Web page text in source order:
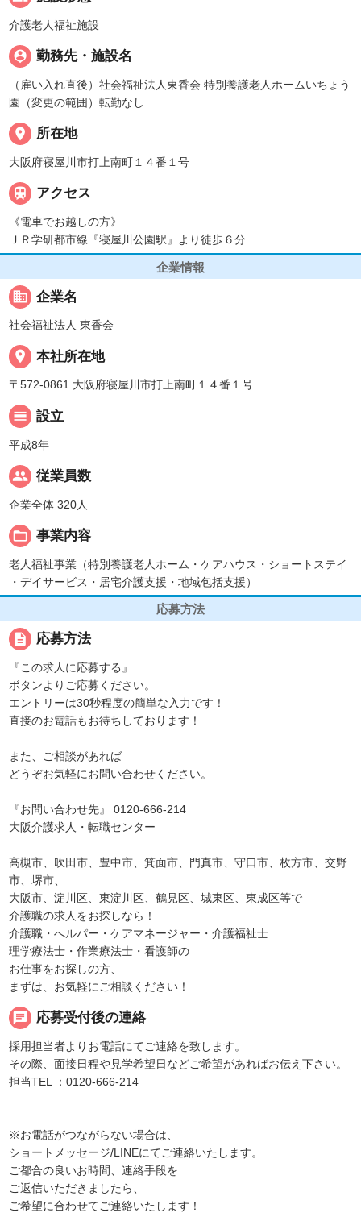
介護老人福祉施設
person_pin 勤務先・施設名
（雇い入れ直後）社会福祉法人東香会 特別養護老人ホームいちょう
園（変更の範囲）転勤なし
place 所在地
大阪府寝屋川市打上南町１４番１号
 アクセス
《電車でお越しの方》
ＪＲ学研都市線『寝屋川公園駅』より徒歩６分
企業情報
business 企業名
社会福祉法人 東香会
place 本社所在地
〒572-0861 大阪府寝屋川市打上南町１４番１号
calendar_view_day 設立
平成8年
people 従業員数
企業全体 320人
folder_open 事業内容
老人福祉事業（特別養護老人ホーム・ケアハウス・ショートステイ
・デイサービス・居宅介護支援・地域包括支援）
応募方法
description 応募方法
『この求人に応募する』
ボタンよりご応募ください。
エントリーは30秒程度の簡単な入力です！
直接のお電話もお待ちしております！
また、ご相談があれば
どうぞお気軽にお問い合わせください。
『お問い合わせ先』 0120-666-214
大阪介護求人・転職センター
高槻市、吹田市、豊中市、箕面市、門真市、守口市、枚方市、交野
市、堺市、
大阪市、淀川区、東淀川区、鶴見区、城東区、東成区等で
介護職の求人をお探しなら！
介護職・へルパー・ケアマネージャー・介護福祉士
理学療法士・作業療法士・看護師の
お仕事をお探しの方、
まずは、お気軽にご相談ください！
chat 応募受付後の連絡
採用担当者よりお電話にてご連絡を致します。
その際、面接日程や見学希望日などご希望があればお伝え下さい。
担当TEL ：0120-666-214
※お電話がつながらない場合は、
ショートメッセージ/LINEにてご連絡いたします。
ご都合の良いお時間、連絡手段を
ご返信いただきましたら、
ご希望に合わせてご連絡いたします！